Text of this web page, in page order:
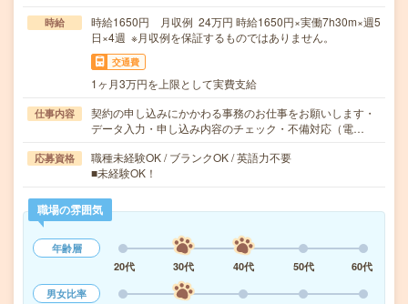
時給
時給1650円 月収例 24万円 時給1650円×実働7h30m×週5
日×4週 ※月収例を保証するものではありません。
交通費
1ヶ月3万円を上限として実費支給
仕事内容
契約の申し込みにかかわる事務のお仕事をお願いします・
データ入力・申し込み内容のチェック・不備対応（電…
応募資格
職種未経験OK / ブランクOK / 英語力不要
■未経験OK！
職場の雰囲気
年齢層
20代
30代 40代 50代
60代
男女比率